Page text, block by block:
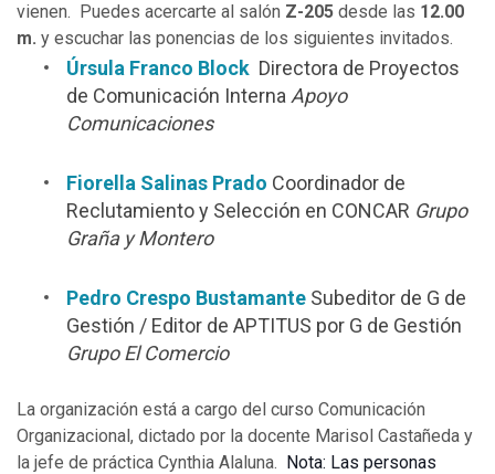
vienen. Puedes acercarte al salón Z-205 desde las 12.00
m. y escuchar las ponencias de los siguientes invitados.
Úrsula Franco Block Directora de Proyectos
de Comunicación Interna Apoyo
Comunicaciones
Fiorella Salinas Prado Coordinador de
Reclutamiento y Selección en CONCAR Grupo
Graña y Montero
Pedro Crespo Bustamante Subeditor de G de
Gestión / Editor de APTITUS por G de Gestión
Grupo El Comercio
La organización está a cargo del curso Comunicación
Organizacional, dictado por la docente Marisol Castañeda y
la jefe de práctica Cynthia Alaluna. Nota: Las personas